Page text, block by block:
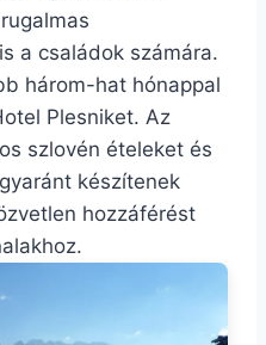
a családok számára.
három-hat hónappal
Plesniket. Az
szlovén ételeket és
készítenek
hozzáférést